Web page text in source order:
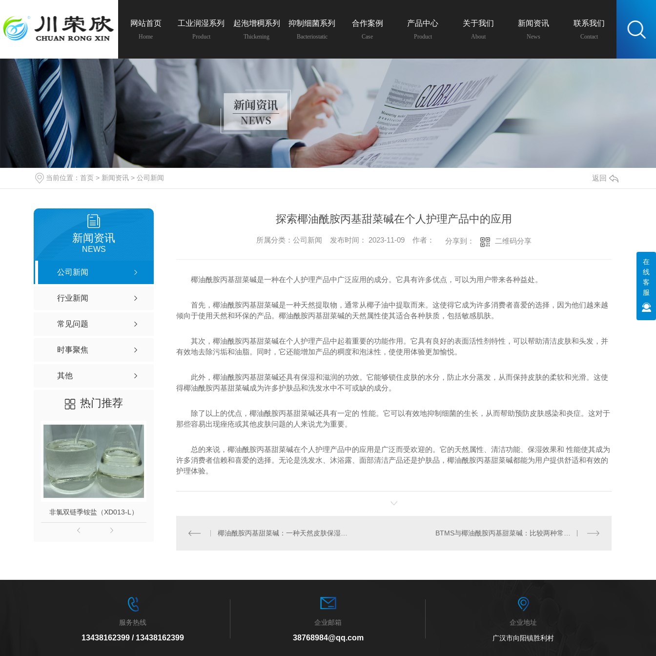
网站首页
Home
工业润湿系列
Product
起泡增稠系列
Thickening
抑制细菌系列
Bacteriostatic
合作案例
Case
产品中心
Product
关于我们
About
新闻资讯
News
联系我们
Contact
服务热线：
当前位置： 首页 > 新闻资讯 > 公司新闻 返回
新闻资讯
NEWS
公司新闻
行业新闻
常见问题
时事聚焦
其他
热门推荐
非氯双链季铵盐（XD013-L）
探索椰油酰胺丙基甜菜碱在个人护理产品中的应用
所属分类：公司新闻 发布时间： 2023-11-09 作者： 分享到： 二维码分享
椰油酰胺丙基甜菜碱是一种在个人护理产品中广泛应用的成分。它具有许多优点，可以为用户带来各种益处。
首先，椰油酰胺丙基甜菜碱是一种天然提取物，通常从椰子油中提取而来。这使得它成为许多消费者喜爱的选择，因为他们越来越
倾向于使用天然和环保的产品。椰油酰胺丙基甜菜碱的天然属性使其适合各种肤质，包括敏感肌肤。
其次，椰油酰胺丙基甜菜碱在个人护理产品中起着重要的功能作用。它具有良好的表面活性剂特性，可以帮助清洁皮肤和头发，并
有效地去除污垢和油脂。同时，它还能增加产品的稠度和泡沫性，使使用体验更加愉悦。
此外，椰油酰胺丙基甜菜碱还具有保湿和滋润的功效。它能够锁住皮肤的水分，防止水分蒸发，从而保持皮肤的柔软和光滑。这使
得椰油酰胺丙基甜菜碱成为许多护肤品和洗发水中不可或缺的成分。
除了以上的优点，椰油酰胺丙基甜菜碱还具有一定的 性能。它可以有效地抑制细菌的生长，从而帮助预防皮肤感染和炎症。这对于
那些容易出现痤疮或其他皮肤问题的人来说尤为重要。
总的来说，椰油酰胺丙基甜菜碱在个人护理产品中的应用是广泛而受欢迎的。它的天然属性、清洁功能、保湿效果和 性能使其成为
许多消费者信赖和喜爱的选择。无论是洗发水、沐浴露、面部清洁产品还是护肤品，椰油酰胺丙基甜菜碱都能为用户提供舒适和有效的
护理体验。
椰油酰胺丙基甜菜碱：一种天然皮肤保湿剂的研究进展 BTMS与椰油酰胺丙基甜菜碱：比较两种常用表面活性剂
服务热线
13438162399 / 13438162399
企业邮箱
38768984@qq.com
企业地址
广汉市向阳镇胜利村
在
线
客
服